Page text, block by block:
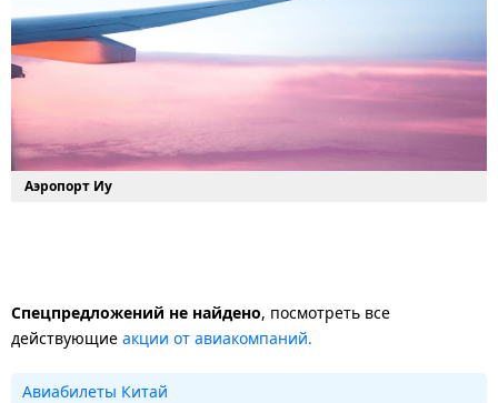
Аэропорт Иу
Спецпредложений не найдено, посмотреть все
действующие акции от авиакомпаний.
Авиабилеты Китай